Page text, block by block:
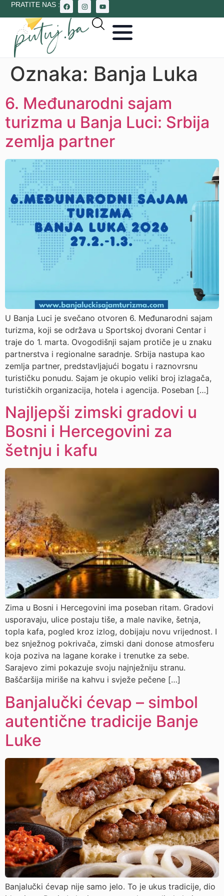
PRATITE NAS :
Oznaka: Banja Luka
6. Međunarodni sajam
turizma u Banja Luci: Srbija
zemlja partner
U Banja Luci je svečano otvoren 6. Međunarodni sajam
turizma, koji se održava u Sportskoj dvorani Centar i
traje do 1. marta. Ovogodišnji sajam protiče je u znaku
partnerstva i regionalne saradnje. Srbija nastupa kao
zemlja partner, predstavljajući bogatu i raznovrsnu
turističku ponudu. Sajam je okupio veliki broj izlagača,
turističkih organizacija, hotela i agencija. Poseban […]
Najljepši zimski gradovi u
Bosni i Hercegovini za
šetnju i kafu
Zima u Bosni i Hercegovini ima poseban ritam. Gradovi
usporavaju, ulice postaju tiše, a male navike, šetnja,
topla kafa, pogled kroz izlog, dobijaju novu vrijednost. I
bez snježnog pokrivača, zimski dani donose atmosferu
koja poziva na lagane korake i trenutke za sebe.
Sarajevo zimi pokazuje svoju najnježniju stranu.
Baščaršija miriše na kahvu i svježe pečene […]
Banjalučki ćevap – simbol
autentične tradicije Banje
Luke
Banjalučki ćevap nije samo jelo. To je ukus tradicije, dio